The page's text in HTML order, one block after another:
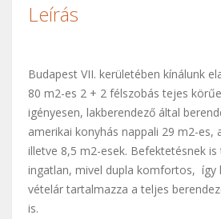
Leírás
Budapest VII. kerületében kínálunk
80 m2-es 2 + 2 félszobás tejes
igényesen, lakberendező által
amerikai konyhás nappali 29 m2-es,
illetve 8,5 m2-esek. Befektetésnek
ingatlan, mivel dupla komfortos, így
vételár tartalmazza a teljes
is.